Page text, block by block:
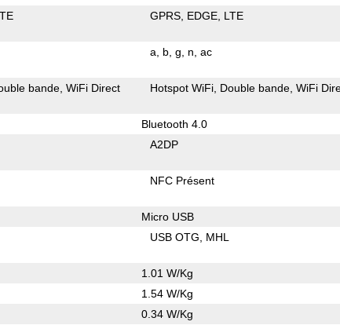
GPRS EDGE LTE
a b g n ac
bande WiFi Direct Hotspot WiFi Double bande WiFi
Bluetooth 4.0
A2DP
NFC Présent
Micro USB
USB OTG MHL
1.01 W/Kg
1.54 W/Kg
0.34 W/Kg